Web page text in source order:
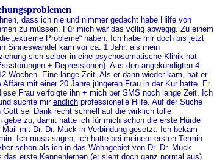
dass ich nie und nimmer gedacht habe Hilfe von
zu müssen. Für mich war das völlig abwegig. Zu einem
„extreme Probleme“ haben. Ich habe mir doch bis jetzt
Sinneswandel kam vor ca. 1 Jahr, als mein
sich selber in eine psychosomatische Klinik hat
+ Depressionen). Aus den angekündigten 4
Wochen. Eine lange Zeit. Als er dann wieder kam, hat er
mit einer 20 Jahre jüngeren Frau in der Kur hatte. Er
Frau verfolgte ihn + mich per SMS noch lange Zeit. Ich
suchte mir endlich professionelle Hilfe. Auf der Suche
sei Dank recht schnell auf die wirklich tolle
gebe zu, damit hatte ich für mich schon die erste Hürde
mit Dr. Dr. Mück in Verbindung gesetzt. Ich bekam
Ich muss sagen, ich hatte bei meinem ersten Termin
schon als ich in das Wohngebiet von Dr. Dr. Mück
erste Kennenlernen (er sieht doch ganz normal aus)